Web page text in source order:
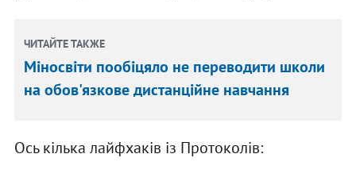
ЧИТАЙТЕ ТАКЖЕ
Міносвіти пообіцяло не переводити школи
на обов'язкове дистанційне навчання
Ось кілька лайфхаків із Протоколів: